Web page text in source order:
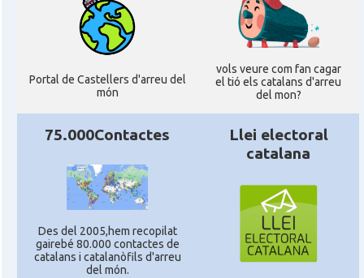
Portal de Castellers d'arreu del
món
vols veure com fan cagar
el tió els catalans d'arreu
del mon?
75.000Contactes
Des del 2005,hem recopilat
gairebé 80.000 contactes de
catalans i catalanòfils d'arreu
del món.
Llei electoral
catalana